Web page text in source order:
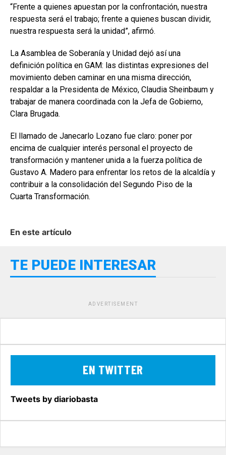
“Frente a quienes apuestan por la confrontación, nuestra
respuesta será el trabajo; frente a quienes buscan dividir,
nuestra respuesta será la unidad”, afirmó.
La Asamblea de Soberanía y Unidad dejó así una
definición política en GAM: las distintas expresiones del
movimiento deben caminar en una misma dirección,
respaldar a la Presidenta de México, Claudia Sheinbaum y
trabajar de manera coordinada con la Jefa de Gobierno,
Clara Brugada.
El llamado de Janecarlo Lozano fue claro: poner por
encima de cualquier interés personal el proyecto de
transformación y mantener unida a la fuerza política de
Gustavo A. Madero para enfrentar los retos de la alcaldía y
contribuir a la consolidación del Segundo Piso de la
Cuarta Transformación.
En este artículo
TE PUEDE INTERESAR
ADVERTISEMENT
EN TWITTER
Tweets by diariobasta